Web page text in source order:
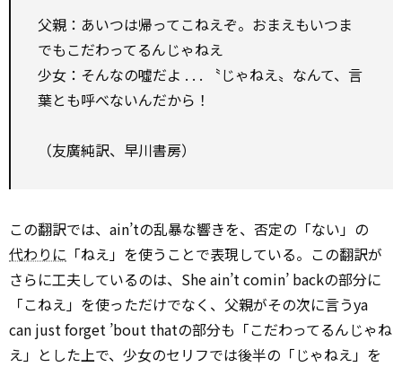
父親：あいつは帰ってこねえぞ。おまえもいつま
でもこだわってるんじゃねえ
少女：そんなの噓だよ . . . 〝じゃねえ〟なんて、言
葉とも呼べないんだから！
（友廣純訳、早川書房）
この翻訳では、ain’tの乱暴な響きを、否定の「ない」の
代わりに 「ねえ」を使うことで表現している。この翻訳が
さらに工夫しているのは、She ain’t comin’ backの部分に
「こねえ」を使っただけでなく、父親がその次に言うya
can just forget ’bout thatの部分も「こだわってるんじゃね
え」とした上で、少女のセリフでは後半の「じゃねえ」を